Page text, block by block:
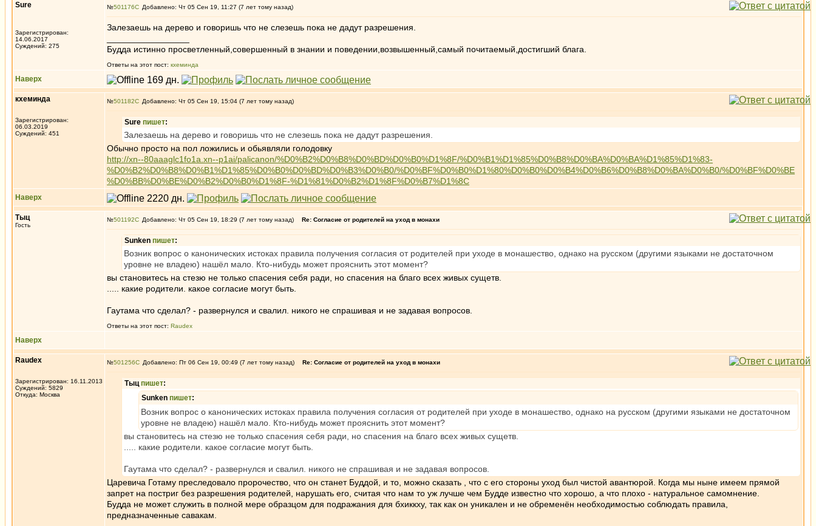
Sure
Зарегистрирован:
14.06.2017
Суждений: 275
№501176 Добавлено: Чт 05 Сен 19, 11:27 (7 лет тому назад)
Залезаешь на дерево и говоришь что не слезешь пока не дадут разрешения.
Будда истинно просветленный,совершенный в знании и поведении,возвышенный,самый почитаемый,достигший блага.
Ответы на этот пост: кхеминда
Наверх
кхеминда
Зарегистрирован:
06.03.2019
Суждений: 451
№501182 Добавлено: Чт 05 Сен 19, 15:04 (7 лет тому назад)
Sure пишет:
Залезаешь на дерево и говоришь что не слезешь пока не дадут разрешения.
Обычно просто на пол ложились и обьявляли голодовку
http://xn--80aaaglc1fo1a.xn--p1ai/palicanon/%D0%B2%D0%B8%D0%BD%D0%B0%D1%8F/%D0%B1%D1%85%D0%B8%D0%BA%D0%BA%D1%85%D1%83-
%D0%B2%D0%B8%D0%B1%D1%85%D0%B0%D0%BD%D0%B3%D0%B0/%D0%BF%D0%B0%D1%80%D0%B0%D0%B4%D0%B6%D0%B8%D0%BA%D0%B0/%D0%BF%D0%BE
%D0%BB%D0%BE%D0%B2%D0%B0%D1%8F-%D1%81%D0%B2%D1%8F%D0%B7%D1%8C
Наверх
Тыц
Гость
№501192 Добавлено: Чт 05 Сен 19, 18:29 (7 лет тому назад) Re: Согласие от родителей на уход в монахи
Sunken пишет:
Возник вопрос о канонических истоках правила получения согласия от родителей при уходе в монашество, однако на русском (другими языками не достаточном
уровне не владею) нашёл мало. Кто-нибудь может прояснить этот момент?
вы становитесь на стезю не только спасения себя ради, но спасения на благо всех живых сущетв.
..... какие родители. какое согласие могут быть.
Гаутама что сделал? - развернулся и свалил. никого не спрашивая и не задавая вопросов.
Ответы на этот пост: Raudex
Наверх
Raudex
Зарегистрирован: 16.11.2013
Суждений: 5829
Откуда: Москва
№501256 Добавлено: Пт 06 Сен 19, 00:49 (7 лет тому назад) Re: Согласие от родителей на уход в монахи
Тыцпишет:
Sunken пишет:
Возник вопрос о канонических истоках правила получения согласия от родителей при уходе в монашество, однако на русском (другими языками не достаточном
уровне не владею) нашёл мало. Кто-нибудь может прояснить этот момент?
вы становитесь на стезю не только спасения себя ради, но спасения на благо всех живых сущетв.
..... какие родители. какое согласие могут быть.
Гаутама что сделал? - развернулся и свалил. никого не спрашивая и не задавая вопросов.
Царевича Готаму преследовало пророчество, что он станет Буддой, и то, можно сказать , что с его стороны уход был чистой авантюрой. Когда мы ныне имеем прямой
запрет на постриг без разрешения родителей, нарушать его, считая что нам то уж лучше чем Будде известно что хорошо, а что плохо - натуральное самомнение.
Будда не может служить в полной мере образцом для подражания для бхиккху, так как он уникален и не обременён необходимостью соблюдать правила,
предназначенные савакам.